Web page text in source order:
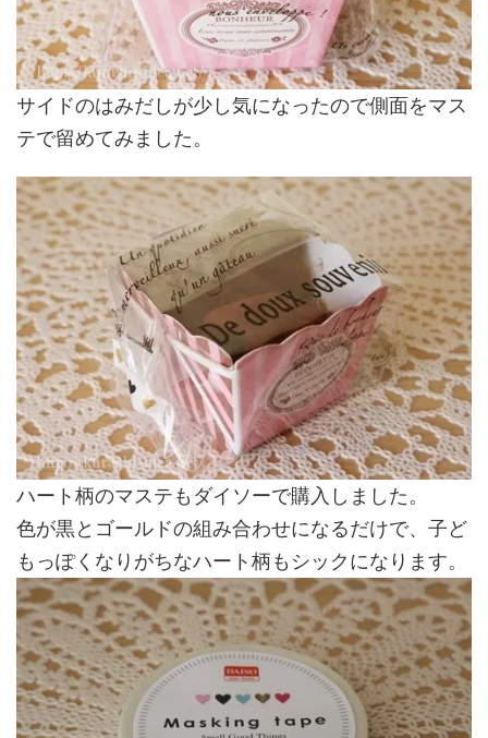
サイドのはみだしが少し気になったので側面をマス
テで留めてみました。
ハート柄のマステもダイソーで購入しました。
色が黒とゴールドの組み合わせになるだけで、子ど
もっぽくなりがちなハート柄もシックになります。